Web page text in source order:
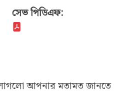
সেভ পিডিএফ:
আপনার মতামত জানতে